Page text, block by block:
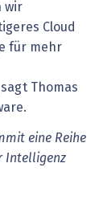
wir
Cloud
für mehr
Thomas
eine Reihe
Intelligenz